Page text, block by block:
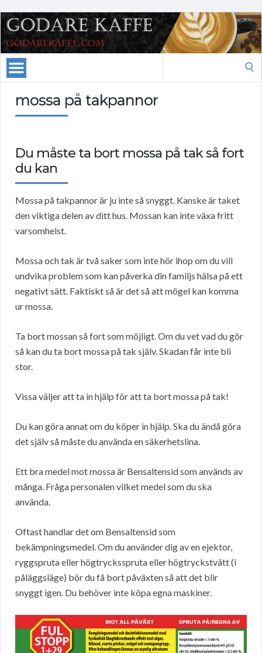
mossa på takpannor
Du måste ta bort mossa på tak så fort
du kan
Mossa på takpannor är ju inte så snyggt. Kanske är taket
den viktiga delen av ditt hus. Mossan kan inte växa fritt
varsomhelst.
Mossa och tak är två saker som inte hör ihop om du vill
undvika problem som kan påverka din familjs hälsa på ett
negativt sätt. Faktiskt så är det så att mögel kan komma
ur mossa.
Ta bort mossan så fort som möjligt. Om du vet vad du gör
så kan du ta bort mossa på tak själv. Skadan får inte bli
stor.
Vissa väljer att ta in hjälp för att ta bort mossa på tak!
Du kan göra annat om du köper in hjälp. Ska du ändå göra
det själv så måste du använda en säkerhetslina.
Ett bra medel mot mossa är Bensaltensid som används av
många. Fråga personalen vilket medel som du ska
använda.
Oftast handlar det om Bensaltensid som
bekämpningsmedel. Om du använder dig av en ejektor,
ryggspruta eller högtrycksspruta eller högtryckstvätt (i
påläggsläge) bör du få bort påväxten så att det blir
snyggt igen. Du behöver inte köpa egna maskiner.